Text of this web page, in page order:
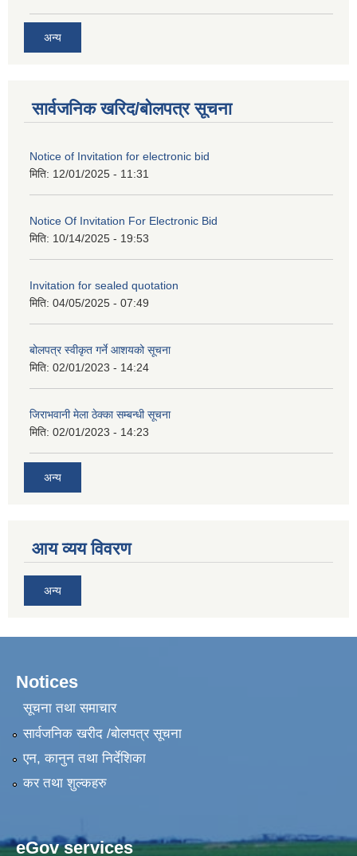
अन्य
सार्वजनिक खरिद/बोलपत्र सूचना
Notice of Invitation for electronic bid
मिति: 12/01/2025 - 11:31
Notice Of Invitation For Electronic Bid
मिति: 10/14/2025 - 19:53
Invitation for sealed quotation
मिति: 04/05/2025 - 07:49
बोलपत्र स्वीकृत गर्ने आशयको सूचना
मिति: 02/01/2023 - 14:24
जिराभवानी मेला ठेक्का सम्बन्धी सूचना
मिति: 02/01/2023 - 14:23
अन्य
आय व्यय विवरण
अन्य
Notices
सूचना तथा समाचार
सार्वजनिक खरीद /बोलपत्र सूचना
एन, कानुन तथा निर्देशिका
कर तथा शुल्कहरु
eGov services